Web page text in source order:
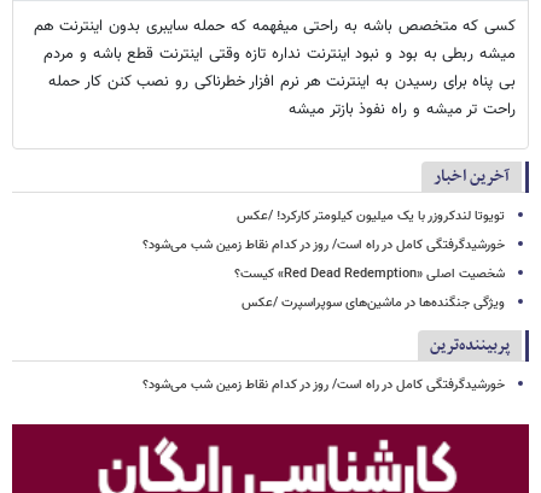
کسی که متخصص باشه به راحتی میفهمه که حمله سایبری بدون اینترنت هم
میشه ربطی به بود و نبود اینترنت نداره تازه وقتی اینترنت قطع باشه و مردم
بی پناه برای رسیدن به اینترنت هر نرم افزار خطرناکی رو نصب کنن کار حمله
راحت تر میشه و راه نفوذ بازتر میشه
آخرین اخبار
تویوتا لندکروزر با یک میلیون کیلومتر کارکرد! /عکس
خورشیدگرفتگی کامل در راه است/ روز در کدام نقاط زمین شب می‌شود؟
شخصیت اصلی «Red Dead Redemption» کیست؟
ویژگی جنگنده‌ها در ماشین‌های سوپراسپرت /عکس
پربیننده‌ترین
خورشیدگرفتگی کامل در راه است/ روز در کدام نقاط زمین شب می‌شود؟